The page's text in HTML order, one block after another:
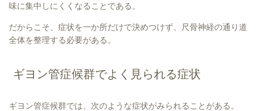
味に集中しにくくなることである。
だからこそ、症状を一か所だけで決めつけず、尺骨神経の通り道
全体を整理する必要がある。
ギヨン管症候群でよく見られる症状
ギヨン管症候群では、次のような症状がみられることがある。